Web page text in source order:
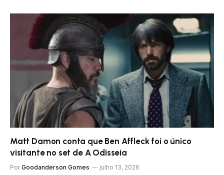
Matt Damon conta que Ben Affleck foi o único
visitante no set de A Odisseia
Por Goodanderson Gomes julho 13, 2026